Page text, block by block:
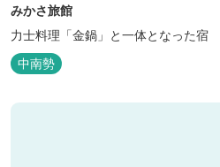
みかさ旅館
力士料理「金鍋」と一体となった宿
中南勢